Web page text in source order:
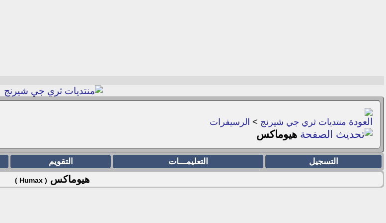
منتديات ثري جي شيرنج > الرسيفرات
هيوماكس
التسجيل التعليمـــات التقويم
هيوماكس ( Humax )